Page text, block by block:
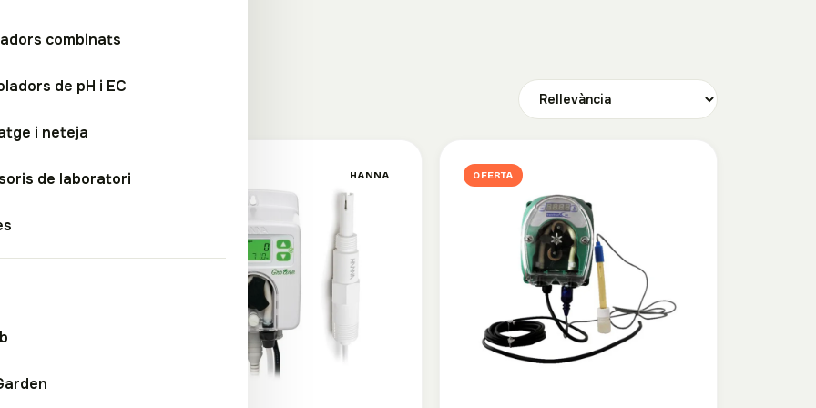
combinats
de pH i EC
i neteja
de laboratori
· Controladors de pH i EC
HANNA OFERTA